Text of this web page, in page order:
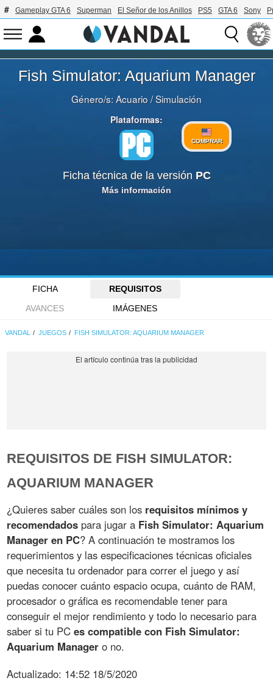
Gameplay GTA 6 Superman El Señor de los Anillos PS5 GTA 6 Sony
Fish Simulator: Aquarium Manager
Género/s:Acuario/Simulación
Plataformas:
COMPRAR
Ficha técnica de la versión PC
Más información
FICHA
REQUISITOS
AVANCES
IMÁGENES
VANDAL JUEGOS FISH SIMULATOR: AQUARIUM MANAGER
REQUISITOS DE FISH SIMULATOR:
AQUARIUM MANAGER
¿Quieres saber cuáles son los requisitos mínimos y
recomendados para jugar a Fish Simulator: Aquarium
Manager en PC? A continuación te mostramos los
requerimientos y las especificaciones técnicas oficiales
que necesita tu ordenador para correr el juego y así
puedas conocer cuánto espacio ocupa, cuánto de RAM,
procesador o gráfica es recomendable tener para
conseguir el mejor rendimiento y todo lo necesario para
saber si tu PCes compatible con Fish Simulator:
Aquarium Manager o no.
Actualizado: 14:52 18/5/2020